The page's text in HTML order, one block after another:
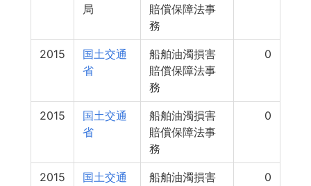
局
賠償保障法事
務
2015
国土交通
省
船舶油濁損害
賠償保障法事
務
0
2015
国土交通
省
船舶油濁損害
賠償保障法事
務
0
2015
国土交通
船舶油濁損害
0